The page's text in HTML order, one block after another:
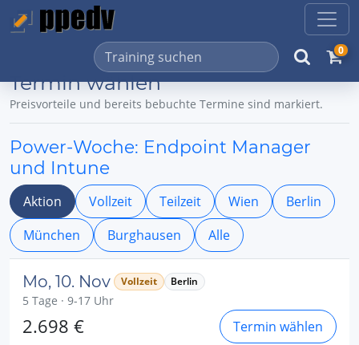
0
Termin wählen
Preisvorteile und bereits bebuchte Termine sind markiert.
Power-Woche: Endpoint Manager
und Intune
Aktion Vollzeit Teilzeit Wien
Berlin
München
Burghausen Alle
Mo, 10. Nov Vollzeit Berlin
5 Tage · 9-17 Uhr
2.698 € Termin wählen